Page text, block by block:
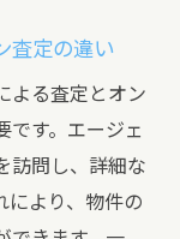
査定の違い
よる査定とオン
です。エージェ
訪問し、詳細な
により、物件の